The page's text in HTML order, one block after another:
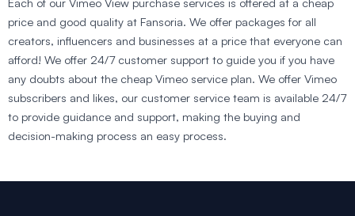
price and good quality at Fansoria. We offer packages for all
creators, influencers and businesses at a price that everyone can
afford! We offer 24/7 customer support to guide you if you have
any doubts about the cheap Vimeo service plan. We offer Vimeo
subscribers and likes, our customer service team is available 24/7
to provide guidance and support, making the buying and
decision-making process an easy process.